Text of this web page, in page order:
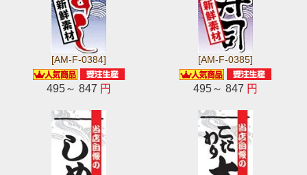
[AM-F-0384]
495～ 847 円
[AM-F-0385]
495～ 847 円